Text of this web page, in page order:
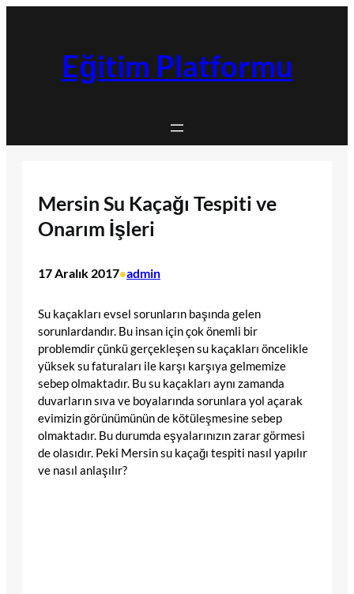
Eğitim Platformu
Mersin Su Kaçağı Tespiti ve
Onarım İşleri
17 Aralık 2017•admin
Su kaçakları evsel sorunların başında gelen
sorunlardandır. Bu insan için çok önemli bir
problemdir çünkü gerçekleşen su kaçakları öncelikle
yüksek su faturaları ile karşı karşıya gelmemize
sebep olmaktadır. Bu su kaçakları aynı zamanda
duvarların sıva ve boyalarında sorunlara yol açarak
evimizin görünümünün de kötüleşmesine sebep
olmaktadır. Bu durumda eşyalarınızın zarar görmesi
de olasıdır. Peki Mersin su kaçağı tespiti nasıl yapılır
ve nasıl anlaşılır?